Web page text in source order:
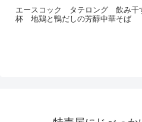
エースコック タテロング 飲み干
杯 地鶏と鴨だしの芳醇中華そば